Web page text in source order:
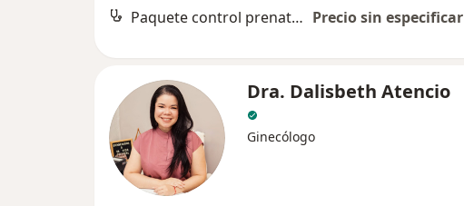
Paquete control prenatal y atención al parto Precio sin especificar
Dra. Dalisbeth Atencio
Ginecólogo